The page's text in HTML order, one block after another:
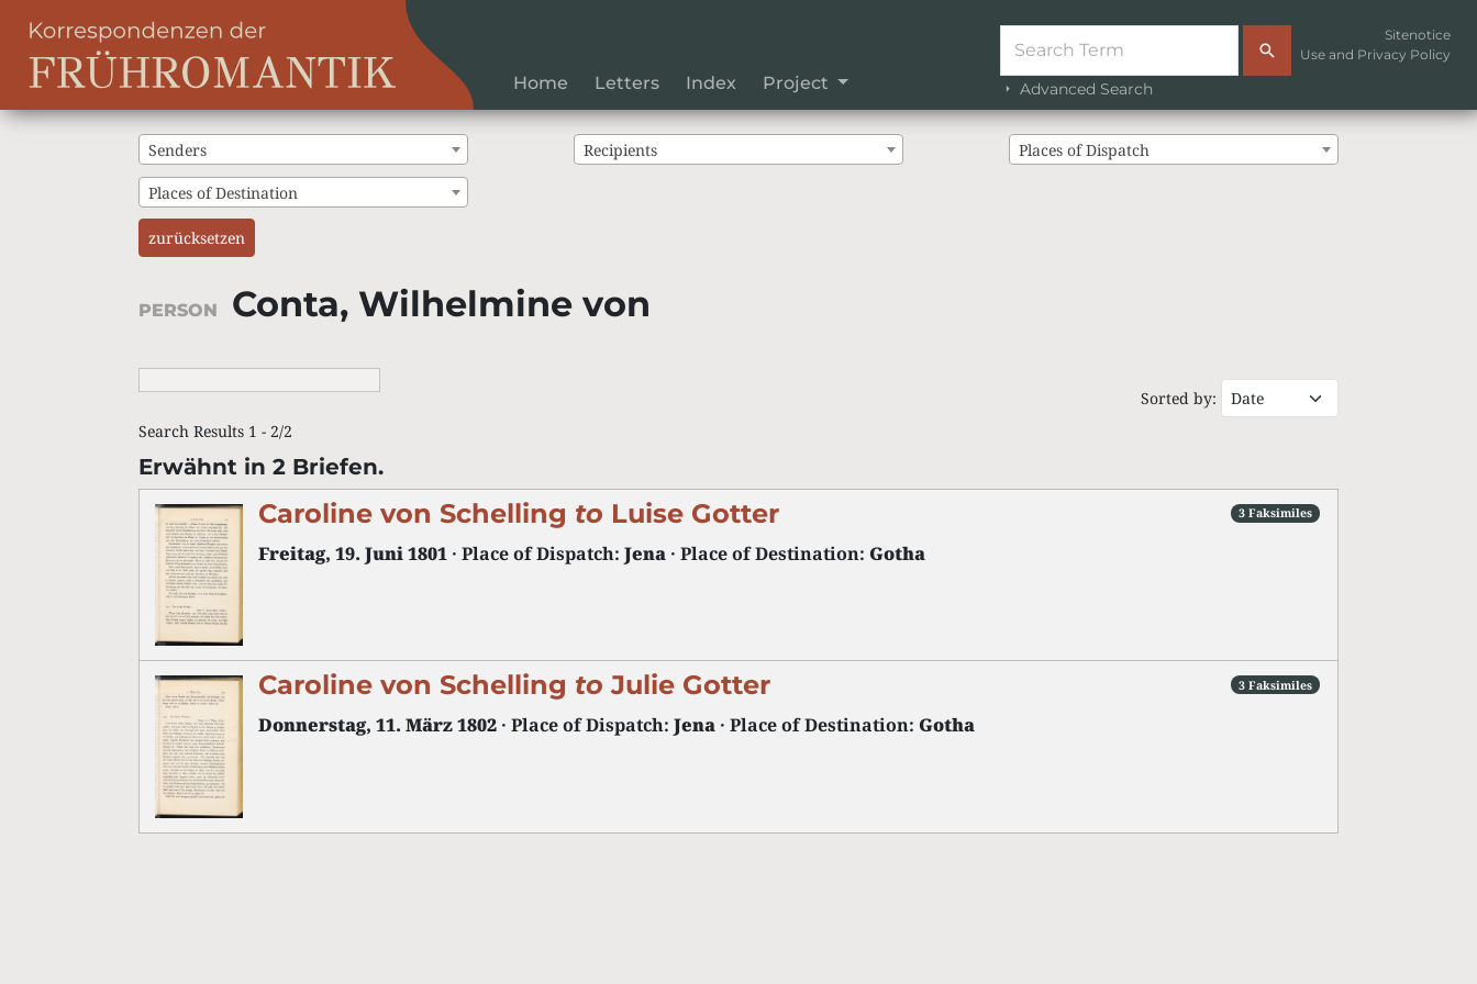
Home Letters Index Project Advanced Search
Sitenotice
Use and Privacy Policy
Senders Recipients Places of Dispatch
Places of Destination
zurücksetzen
PERSON Conta, Wilhelmine von
Sorted by:
Search Results 1 - 2/2
Erwähnt in 2 Briefen.
Caroline von Schelling to Luise Gotter
Freitag, 19. Juni 1801 · Place of Dispatch: Jena · Place of Destination: Gotha
3 Faksimiles
Caroline von Schelling to Julie Gotter
Donnerstag, 11. März 1802 · Place of Dispatch: Jena · Place of Destination: Gotha
3 Faksimiles